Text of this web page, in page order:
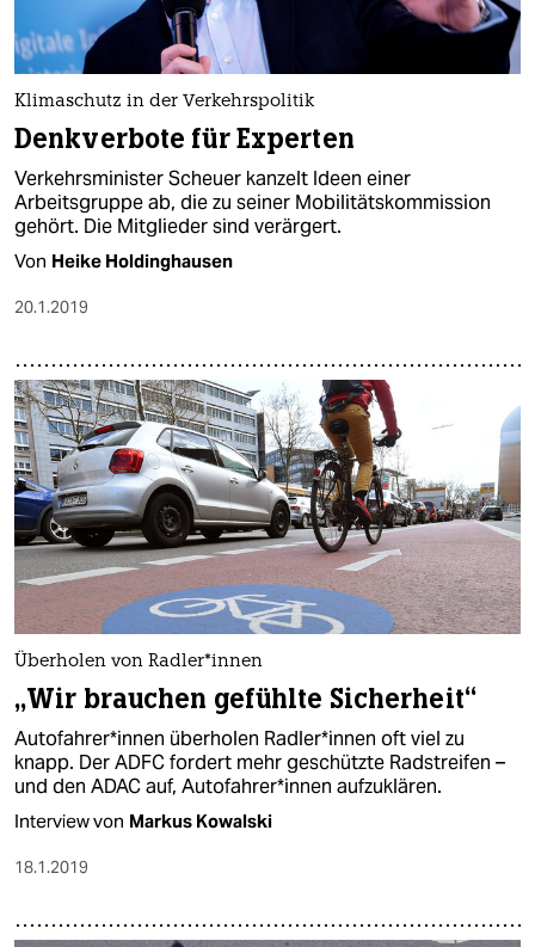
Klimaschutz in der Verkehrspolitik
Denkverbote für Experten
Verkehrsminister Scheuer kanzelt Ideen einer
Arbeitsgruppe ab, die zu seiner Mobilitätskommission
gehört. Die Mitglieder sind verärgert.
Von Heike Holdinghausen
20.1.2019
Überholen von Radler*innen
„Wir brauchen gefühlte Sicherheit“​
Autofahrer*innen überholen Radler*innen oft viel zu
knapp. Der ADFC fordert mehr geschützte Radstreifen –
und den ADAC auf, Autofahrer*innen aufzuklären.
Interview von Markus Kowalski
18.1.2019